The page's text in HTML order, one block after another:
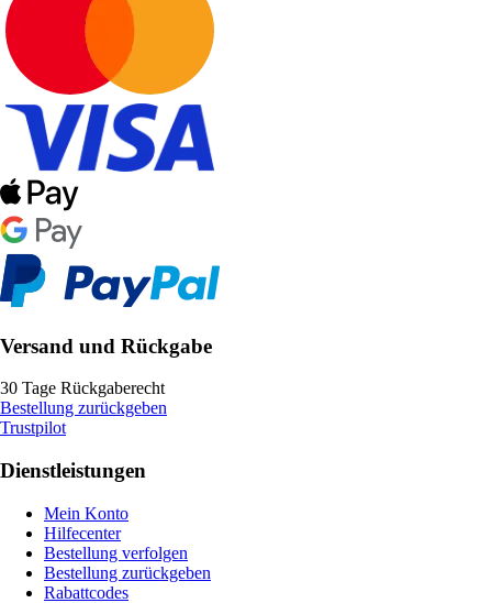
Versand und Rückgabe
30 Tage Rückgaberecht
Bestellung zurückgeben
Trustpilot
Dienstleistungen
Mein Konto
Hilfecenter
Bestellung verfolgen
Bestellung zurückgeben
Rabattcodes